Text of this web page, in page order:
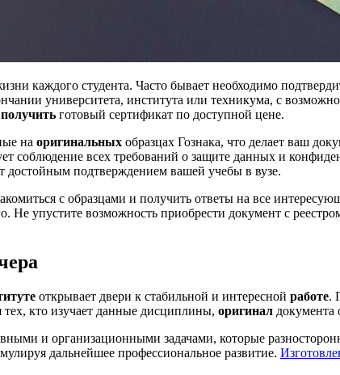
каждого студента. Часто бывает необходимо
университета, института или техникума, с
готовый сертификат по доступной цене.
на оригинальных образцах Гознака, что делает ваш
соблюдение всех требований о защите данных и
достойным подтверждением вашей учебы в вузе.
с образцами и получить ответы на все
Не упустите возможность приобрести документ с
открывает двери к стабильной и интересной работе.
кто изучает данные дисциплины, оригинал документа
и организационными задачами, которые
дальнейшее профессиональное развитие.